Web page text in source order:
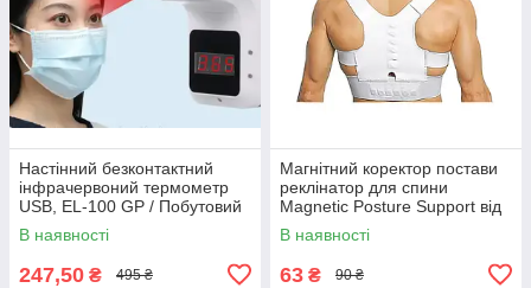
Настінний безконтактний
інфрачервоний термометр
USB, EL-100 GP / Побутовий
термометр на стіну
В наявності
247,50 ₴ 495 ₴
Магнітний коректор постави
реклінатор для спини
Magnetic Posture Support від
сувулості ортопедичний
розмір XL
В наявності
63 ₴ 90 ₴